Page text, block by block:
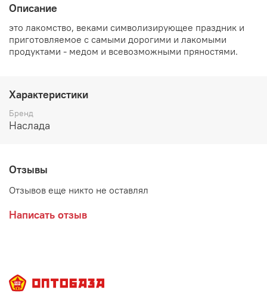
Описание
это лакомство, веками символизирующее праздник и
приготовляемое с самыми дорогими и лакомыми
продуктами - медом и всевозможными пряностями.
Характеристики
Бренд
Наслада
Отзывы
Отзывов еще никто не оставлял
Написать отзыв